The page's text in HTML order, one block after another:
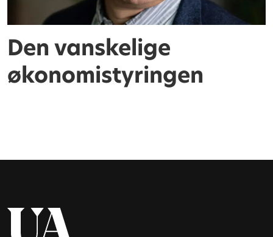
Den vanskelige
økonomistyringen